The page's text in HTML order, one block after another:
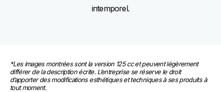
intemporel.
*Les images montrées sont la version 125 cc et peuvent légèrement
différer de la description écrite. L’entreprise se réserve le droit
d’apporter des modifications esthétiques et techniques à ses produits à
tout moment.